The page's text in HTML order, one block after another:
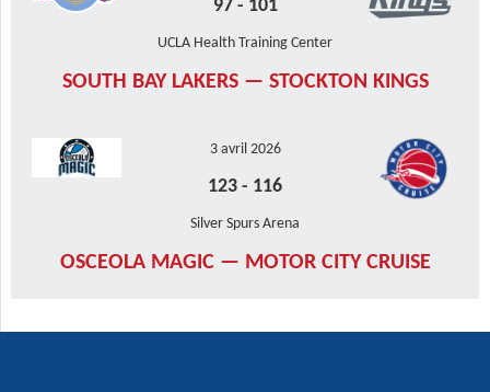
97- 101
UCLA Health Training Center
SOUTH BAY LAKERS — STOCKTON KINGS
3 avril 2026
123 - 116
Silver Spurs Arena
OSCEOLA MAGIC — MOTOR CITY CRUISE